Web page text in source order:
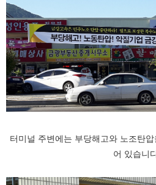
터미널 주변에는 부당해고와 노조탄
어 있습니